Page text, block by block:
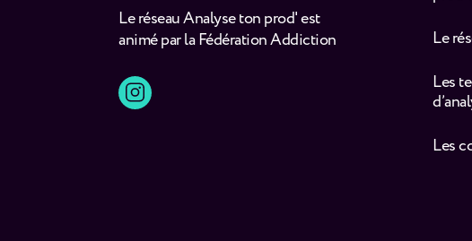
Le réseau Analyse ton prod' est
animé par la Fédération Addiction
Le
Les
Les